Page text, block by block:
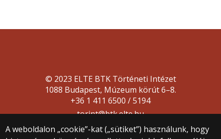
A weboldalon „cookie”-kat („sütiket”) használunk, hogy
© 2023 ELTE BTK Történeti Intézet
1088 Budapest, Múzeum körút 6–8.
+36 1 411 6500 / 5194
torint@btk.elte.hu